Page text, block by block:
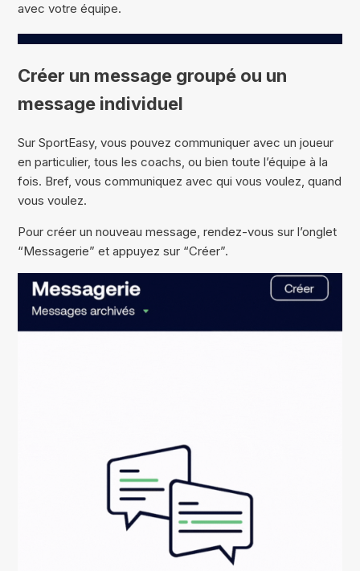
avec votre équipe.
Créer un message groupé ou un
message individuel
Sur SportEasy, vous pouvez communiquer avec un joueur
en particulier, tous les coachs, ou bien toute l’équipe à la
fois. Bref, vous communiquez avec qui vous voulez, quand
vous voulez.
Pour créer un nouveau message, rendez-vous sur l’onglet
“Messagerie” et appuyez sur “Créer”.